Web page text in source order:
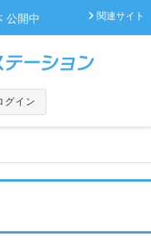
関連サイト
公開中
グイン